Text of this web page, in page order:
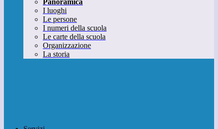
Panoramica
I luoghi
Le persone
I numeri della scuola
Le carte della scuola
Organizzazione
La storia